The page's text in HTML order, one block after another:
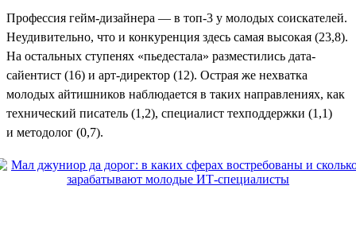
Профессия гейм-дизайнера — в топ-3 у молодых соискателей.
Неудивительно, что и конкуренция здесь самая высокая (23,8).
На остальных ступенях «пьедестала» разместились дата-
сайентист (16) и арт-директор (12). Острая же нехватка
молодых айтишников наблюдается в таких направлениях, как
технический писатель (1,2), специалист техподдержки (1,1)
и методолог (0,7).